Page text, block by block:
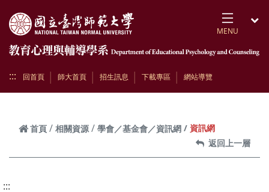
MENU
::: 回首頁 師大首頁 招生訊息 下載專區 網站導覽
首頁 相關資源 學會／基金會／資訊網
資訊網
返回上一層
:::